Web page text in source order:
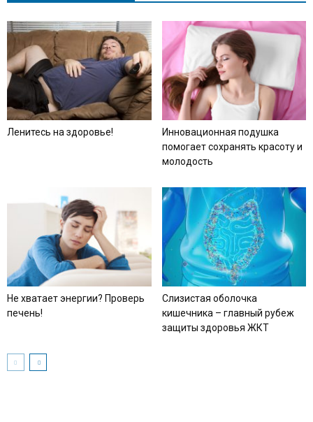
Ленитесь на здоровье!
Инновационная подушка
помогает сохранять красоту и
молодость
Не хватает энергии? Проверь
печень!
Слизистая оболочка
кишечника – главный рубеж
защиты здоровья ЖКТ